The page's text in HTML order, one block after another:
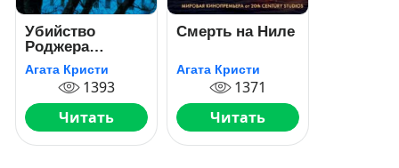
Убийство
Роджера
Экройда
Агата Кристи
1393
Читать
Смерть на Ниле
Агата Кристи
1371
Читать